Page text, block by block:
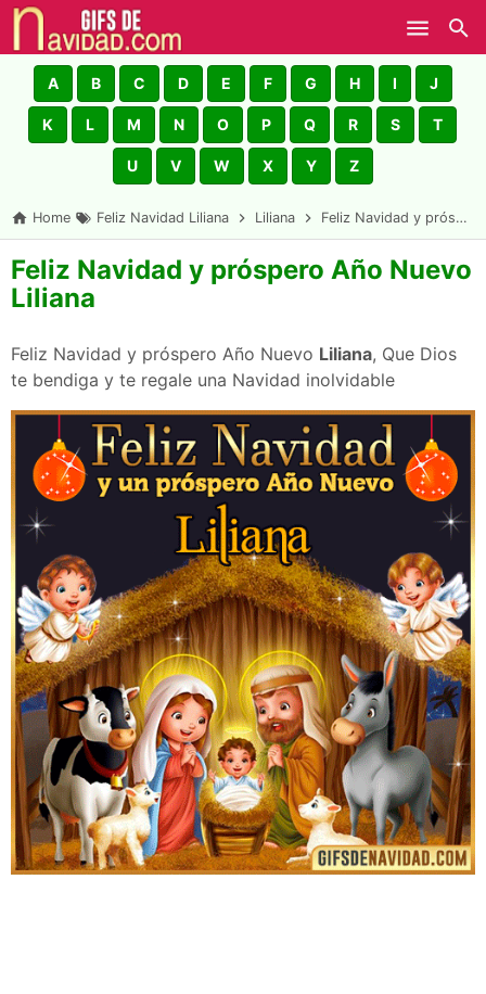
Skip to main content
A B C D E F G H I J
K L M N O P Q R S T
U V W X Y Z
Home Feliz Navidad Liliana Liliana Feliz Navidad y próspero Año Nuevo Liliana
Feliz Navidad y próspero Año Nuevo
Liliana
Feliz Navidad y próspero Año Nuevo Liliana, Que Dios
te bendiga y te regale una Navidad inolvidable